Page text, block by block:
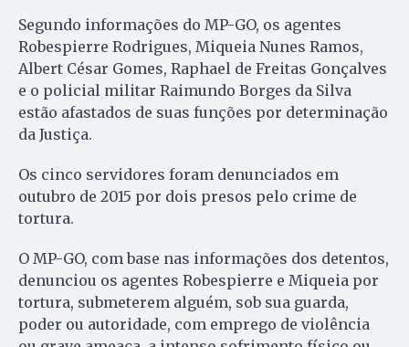
Segundo informações do MP-GO, os agentes
Robespierre Rodrigues, Miqueia Nunes Ramos,
Albert César Gomes, Raphael de Freitas Gonçalves
e o policial militar Raimundo Borges da Silva
estão afastados de suas funções por determinação
da Justiça.
Os cinco servidores foram denunciados em
outubro de 2015 por dois presos pelo crime de
tortura.
O MP-GO, com base nas informações dos detentos,
denunciou os agentes Robespierre e Miqueia por
tortura, submeterem alguém, sob sua guarda,
poder ou autoridade, com emprego de violência